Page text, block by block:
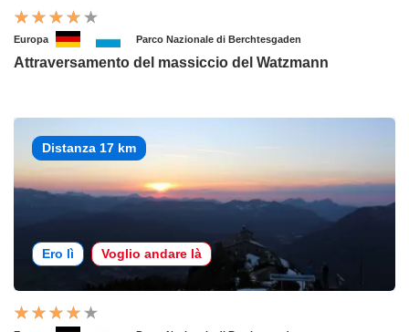
Europa Parco Nazionale di Berchtesgaden
Attraversamento del massiccio del Watzmann
Distanza 17 km
Ero lì Voglio andare là